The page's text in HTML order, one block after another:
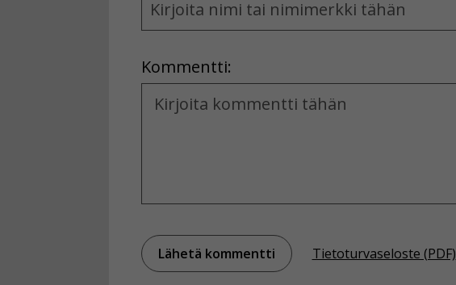
and
Kommentti:
Kommentti
Tietoturvaseloste (PDF)